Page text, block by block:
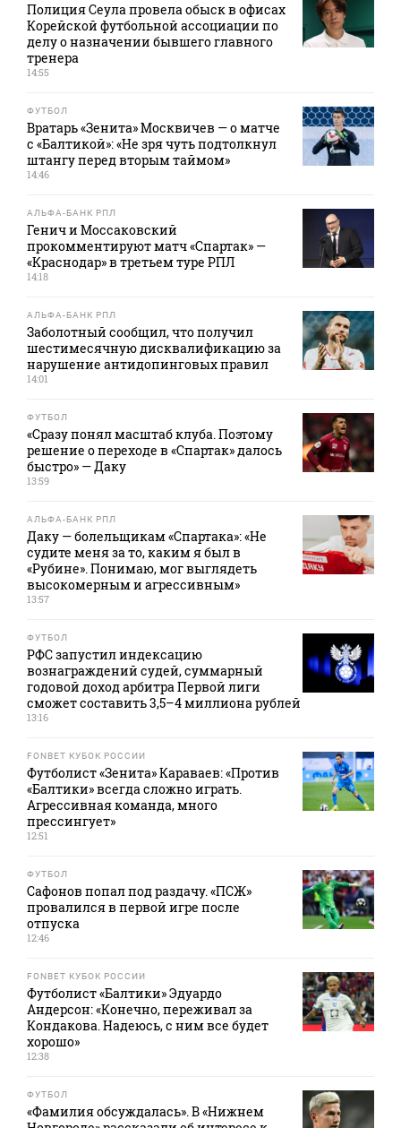
Полиция Сеула провела обыск в офисах
Корейской футбольной ассоциации по
делу о назначении бывшего главного
тренера
14:55
ФУТБОЛ
Вратарь «Зенита» Москвичев — о матче
с «Балтикой»: «Не зря чуть подтолкнул
штангу перед вторым таймом»
14:46
АЛЬФА-БАНК РПЛ
Генич и Моссаковский
прокомментируют матч «Спартак» —
«Краснодар» в третьем туре РПЛ
14:18
АЛЬФА-БАНК РПЛ
Заболотный сообщил, что получил
шестимесячную дисквалификацию за
нарушение антидопинговых правил
14:01
ФУТБОЛ
«Сразу понял масштаб клуба. Поэтому
решение о переходе в «Спартак» далось
быстро» — Даку
13:59
АЛЬФА-БАНК РПЛ
Даку — болельщикам «Спартака»: «Не
судите меня за то, каким я был в
«Рубине». Понимаю, мог выглядеть
высокомерным и агрессивным»
13:57
ФУТБОЛ
РФС запустил индексацию
вознаграждений судей, суммарный
годовой доход арбитра Первой лиги
сможет составить 3,5–4 миллиона рублей
13:16
FONBET КУБОК РОССИИ
Футболист «Зенита» Караваев: «Против
«Балтики» всегда сложно играть.
Агрессивная команда, много
прессингует»
12:51
ФУТБОЛ
Сафонов попал под раздачу. «ПСЖ»
провалился в первой игре после
отпуска
12:46
FONBET КУБОК РОССИИ
Футболист «Балтики» Эдуардо
Андерсон: «Конечно, переживал за
Кондакова. Надеюсь, с ним все будет
хорошо»
12:38
ФУТБОЛ
«Фамилия обсуждалась». В «Нижнем